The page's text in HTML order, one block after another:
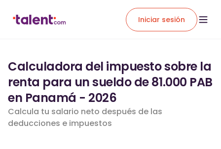
Iniciar sesión
Calculadora del impuesto sobre la
renta para un sueldo de 81.000 PAB
en Panamá - 2026
Calcula tu salario neto después de las
deducciones e impuestos